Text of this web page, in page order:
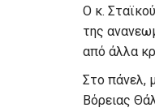
Ο κ.
της
από άλλα
Στο πάνελ,
Βόρειας